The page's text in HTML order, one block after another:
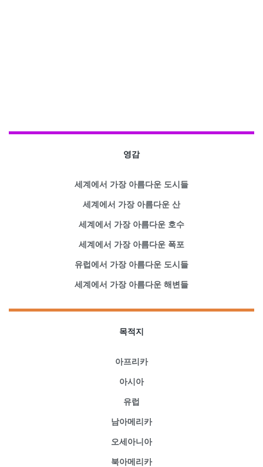
영감
세계에서 가장 아름다운 도시들
세계에서 가장 아름다운 산
세계에서 가장 아름다운 호수
세계에서 가장 아름다운 폭포
유럽에서 가장 아름다운 도시들
세계에서 가장 아름다운 해변들
목적지
아프리카
아시아
유럽
남아메리카
오세아니아
북아메리카